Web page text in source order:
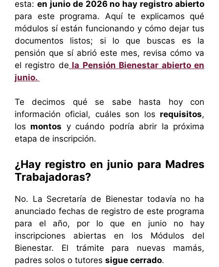
esta: en junio de 2026 no hay registro abierto
para este programa. Aquí te explicamos qué
módulos sí están funcionando y cómo dejar tus
documentos listos; si lo que buscas es la
pensión que sí abrió este mes, revisa cómo va
el registro de la Pensión Bienestar abierto en
junio.
Te decimos qué se sabe hasta hoy con
información oficial, cuáles son los requisitos,
los montos y cuándo podría abrir la próxima
etapa de inscripción.
¿Hay registro en junio para Madres
Trabajadoras?
No. La Secretaría de Bienestar todavía no ha
anunciado fechas de registro de este programa
para el año, por lo que en junio no hay
inscripciones abiertas en los Módulos del
Bienestar. El trámite para nuevas mamás,
padres solos o tutores sigue cerrado.